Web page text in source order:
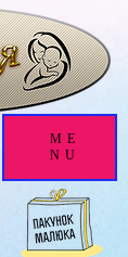
ME
NU